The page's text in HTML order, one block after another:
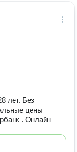
лет. Без
цены
. Онлайн